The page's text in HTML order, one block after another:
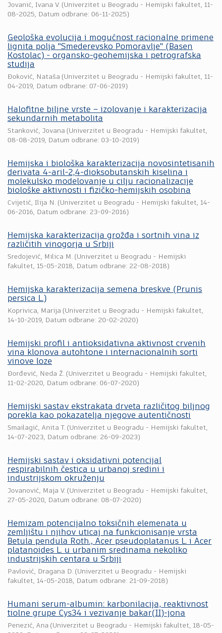
Jovanić, Ivana V. (Univerzitet u Beogradu - Hemijski fakultet, 11-
08-2025, Datum odbrane: 06-11-2025)
Geološka evolucija i mogućnost racionalne primene
lignita polja "Smederevsko Pomoravlje" (Basen
Кostolac) - organsko-geohemijska i petrografska
studija
Đoković, Nataša (Univerzitet u Beogradu - Hemijski fakultet, 11-
04-2019, Datum odbrane: 07-06-2019)
Halofitne biljne vrste – izolovanje i karakterizacija
sekundarnih metabolita
Stanković, Jovana (Univerzitet u Beogradu - Hemijski fakultet,
08-08-2019, Datum odbrane: 03-10-2019)
Hemijska i biološka karakterizacija novosintetisanih
derivata 4-aril-2,4-dioksobutanskih kiselina i
molekulsko modelovanje u cilju racionalizacije
biološke aktivnosti i fizičko-hemijskih osobina
Cvijetić, Ilija N. (Univerzitet u Beogradu - Hemijski fakultet, 14-
06-2016, Datum odbrane: 23-09-2016)
Hemijska karakterizacija grožđa i sortnih vina iz
različitih vinogorja u Srbiji
Sredojević, Milica M. (Univerzitet u Beogradu - Hemijski
fakultet, 15-05-2018, Datum odbrane: 22-08-2018)
Hemijska karakterizacija semena breskve (Prunis
persica L.)
Koprivica, Marija (Univerzitet u Beogradu - Hemijski fakultet,
14-10-2019, Datum odbrane: 20-02-2020)
Hemijski profil i antioksidativna aktivnost crvenih
vina klonova autohtone i internacionalnih sorti
vinove loze
Đorđević, Neda Ž. (Univerzitet u Beogradu - Hemijski fakultet,
11-02-2020, Datum odbrane: 06-07-2020)
Hemijski sastav ekstrakata drveta različitog biljnog
porekla kao pokazatelja njegove autentičnosti
Smailagić, Anita T. (Univerzitet u Beogradu - Hemijski fakultet,
14-07-2023, Datum odbrane: 26-09-2023)
Hemijski sastav i oksidativni potencijal
respirabilnih čestica u urbanoj sredini i
industrijskom okruženju
Jovanović, Maja V. (Univerzitet u Beogradu - Hemijski fakultet,
27-05-2020, Datum odbrane: 08-07-2020)
Hemizam potencijalno toksičnih elemenata u
zemljištu i njihov uticaj na funkcionisanje vrsta
Betula pendula Roth., Acer pseudoplatanus L. i Acer
platanoides L. u urbanim sredinama nekoliko
industrijskih centara u Srbiji
Pavlović, Dragana D. (Univerzitet u Beogradu - Hemijski
fakultet, 14-05-2018, Datum odbrane: 21-09-2018)
Humani serum-albumin: karbonilacija, reaktivnost
tiolne grupe Cys34 i vezivanje bakar(II)-jona
Penezić, Ana (Univerzitet u Beogradu - Hemijski fakultet, 18-05-